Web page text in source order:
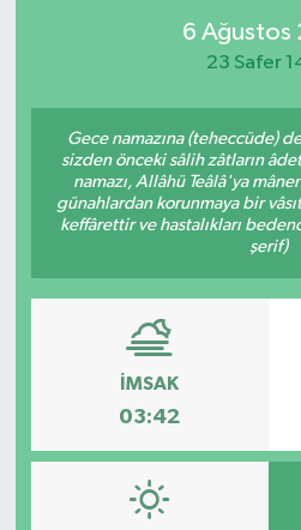
6 Ağustos
23 Safer
Gece namazına (teheccüde)
sizden önceki sâlih zâtların
namazı, Allâhü Teâlâ'ya
günahlardan korunmaya bir
keffârettir ve hastalıkları
şerif)
İMSAK
03:42
Son Dakika Haberleri